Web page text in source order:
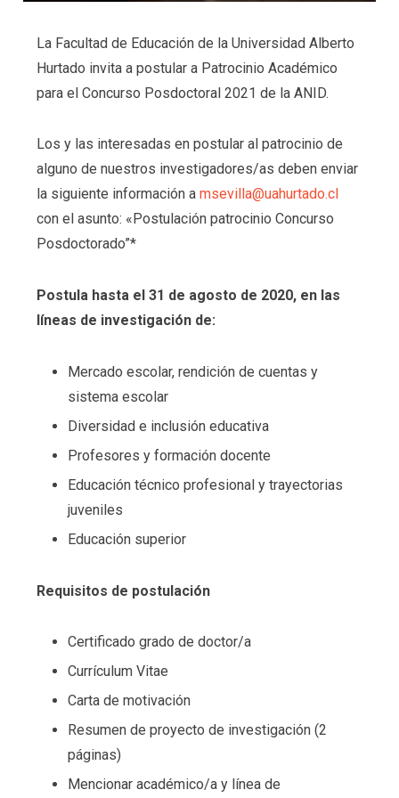
La Facultad de Educación de la Universidad Alberto
Hurtado invita a postular a Patrocinio Académico
para el Concurso Posdoctoral 2021 de la ANID.
Los y las interesadas en postular al patrocinio de
alguno de nuestros investigadores/as deben enviar
la siguiente información a msevilla@uahurtado.cl
con el asunto: «Postulación patrocinio Concurso
Posdoctorado”*
Postula hasta el 31 de agosto de 2020, en las
líneas de investigación de:
Mercado escolar, rendición de cuentas y
sistema escolar
Diversidad e inclusión educativa
Profesores y formación docente
Educación técnico profesional y trayectorias
juveniles
Educación superior
Requisitos de postulación
Certificado grado de doctor/a
Currículum Vitae
Carta de motivación
Resumen de proyecto de investigación (2
páginas)
Mencionar académico/a y línea de